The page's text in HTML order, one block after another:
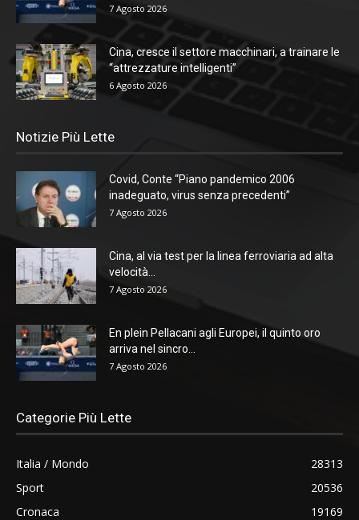
7 Agosto 2026
Cina, cresce il settore macchinari, a trainare le
“attrezzature intelligenti”
6 Agosto 2026
Notizie Più Lette
Covid, Conte “Piano pandemico 2006
inadeguato, virus senza precedenti”
7 Agosto 2026
Cina, al via test per la linea ferroviaria ad alta
velocità...
7 Agosto 2026
En plein Pellacani agli Europei, il quinto oro
arriva nel sincro...
7 Agosto 2026
Categorie Più Lette
Italia / Mondo
28313
Sport
20536
Cronaca
19169